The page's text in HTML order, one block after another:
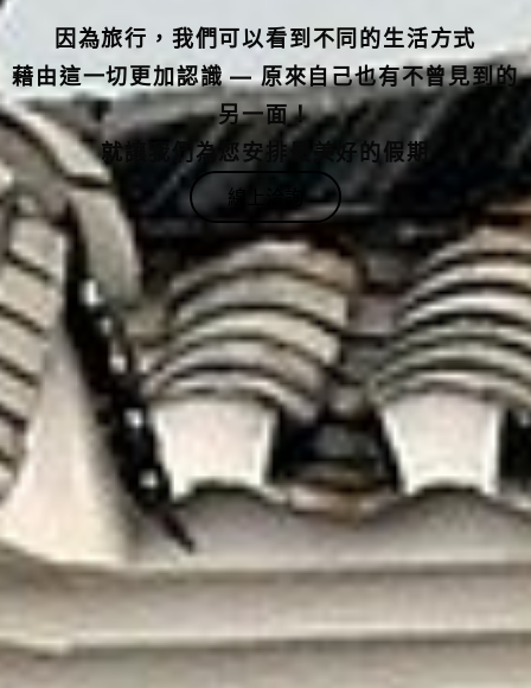
藉由這一切更加認識 — 原來自己也有不曾見到的
另一面！
就讓我們為您安排最美好的假期
線上洽詢